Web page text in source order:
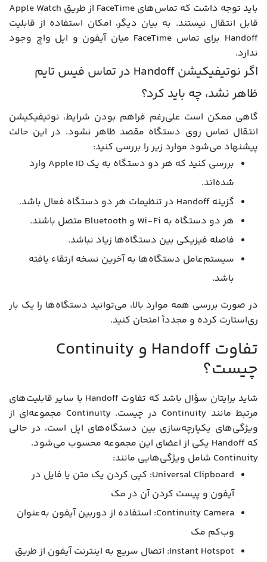
باید توجه داشت که تماس‌های FaceTime از طریق Apple Watch
قابل انتقال نیستند. به بیان دیگر، امکان استفاده از قابلیت
Handoff برای تماس FaceTime میان آیفون و اپل واچ وجود
ندارد.
اگر نوتیفیکیشن Handoff در تماس فیس تایم
ظاهر نشد، چه باید کرد؟
گاهی ممکن است علی‌رغم فراهم بودن شرایط، نوتیفیکیشن
انتقال تماس روی دستگاه مقصد ظاهر نشود. در این حالت
پیشنهاد می‌شود موارد زیر را بررسی کنید:
بررسی کنید که هر دو دستگاه به یک Apple ID وارد
شده‌اند.
گزینه Handoff در تنظیمات هر دو دستگاه فعال باشد.
هر دو دستگاه به Wi-Fi و Bluetooth متصل باشند.
فاصله فیزیکی بین دستگاه‌ها زیاد نباشد.
سیستم‌عامل دستگاه‌ها به آخرین نسخه ارتقاء یافته
باشد.
در صورت بررسی همه موارد بالا، می‌توانید دستگاه‌ها را یک بار
ری‌استارت کرده و مجدداً امتحان کنید.
تفاوت Handoff و Continuity
چیست؟
شاید برایتان سؤال باشد که تفاوت Handoff با سایر قابلیت‌های
مرتبط مانند Continuity در چیست. Continuity مجموعه‌ای از
ویژگی‌های یکپارچه‌سازی بین دستگاه‌های اپل است، در حالی
که Handoff یکی از اعضای این مجموعه محسوب می‌شود.
Continuity شامل ویژگی‌هایی مانند:
Universal Clipboard: کپی کردن یک متن یا فایل در
آیفون و پیست کردن آن در مک
Continuity Camera: استفاده از دوربین آیفون به‌عنوان
وب‌کم مک
Instant Hotspot: اتصال سریع به اینترنت آیفون از طریق